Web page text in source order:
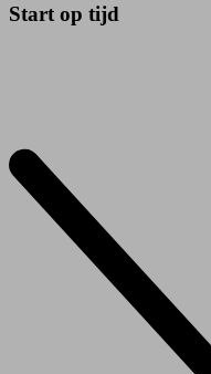
Start op tijd